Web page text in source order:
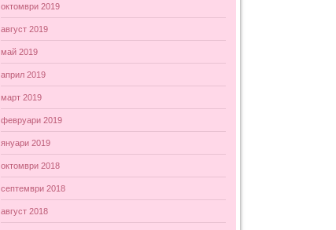
октомври 2019
август 2019
май 2019
април 2019
март 2019
февруари 2019
януари 2019
октомври 2018
септември 2018
август 2018